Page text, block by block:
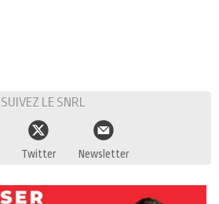
SUIVEZ LE SNRL
Twitter Newsletter